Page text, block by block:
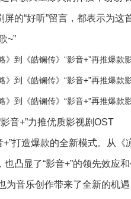
的“好听”留言，都表示为这
~”
音+”力推优质影视剧OST
造爆款的全新模式。从《
凸显了“影音+”的领先效应和
音乐创作带来了全新的机遇